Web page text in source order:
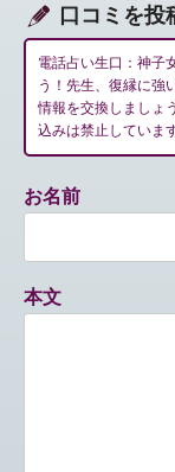
口コミを投
電話占い生口：神子
う！先生、復縁に強
情報を交換しましょ
込みは禁止しています
お名前
本文